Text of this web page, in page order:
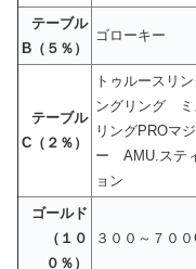
テーブル
B（５％）
ゴローキー
テーブル
C（２％）
トゥルースリ
ングリング ミ
リングPROマ
ー AMU.ステ
ョン
ゴールド
（１０
０％）
３００～７０